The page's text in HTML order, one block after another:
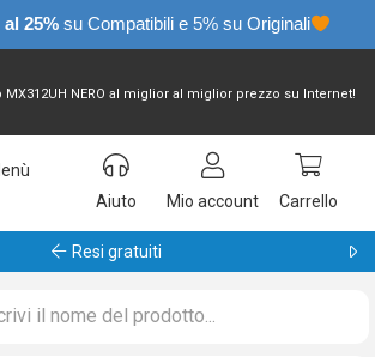
25% su Compatibili e 5% su Originali
NERO al miglior al miglior prezzo su Internet!
Aiuto
Mio account Carrello
Garanzia 24 mesi